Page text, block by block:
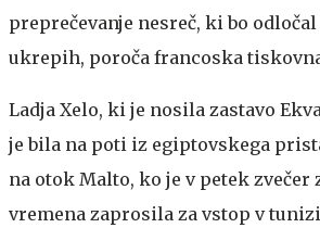
preprečevanje nesreč, ki bo
ukrepih, poroča francoska tiskovna
Ladja Xelo, ki je nosila zastavo
je bila na poti iz egiptovskega
na otok Malto, ko je v petek zvečer
vremena zaprosila za vstop v